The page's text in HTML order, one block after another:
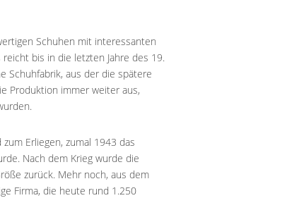
Schuhen mit interessanten
bis in die letzten Jahre des 19.
Schuhfabrik, aus der die spätere
Produktion immer weiter aus,
Erliegen, zumal 1943 das
Nach dem Krieg wurde die
zurück. Mehr noch, aus dem
Firma, die heute rund 1.250